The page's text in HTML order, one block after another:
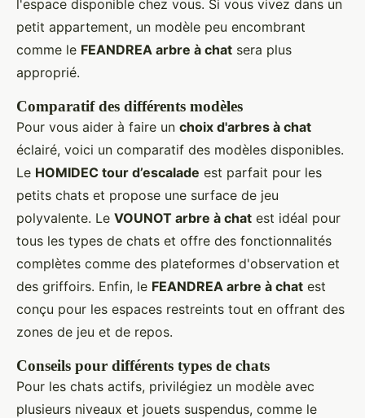
l'espace disponible chez vous. Si vous vivez dans un
petit appartement, un modèle peu encombrant
comme le FEANDREA arbre à chat sera plus
approprié.
Comparatif des différents modèles
Pour vous aider à faire un choix d'arbres à chat
éclairé, voici un comparatif des modèles disponibles.
Le HOMIDEC tour d’escalade est parfait pour les
petits chats et propose une surface de jeu
polyvalente. Le VOUNOT arbre à chat est idéal pour
tous les types de chats et offre des fonctionnalités
complètes comme des plateformes d'observation et
des griffoirs. Enfin, le FEANDREA arbre à chat est
conçu pour les espaces restreints tout en offrant des
zones de jeu et de repos.
Conseils pour différents types de chats
Pour les chats actifs, privilégiez un modèle avec
plusieurs niveaux et jouets suspendus, comme le